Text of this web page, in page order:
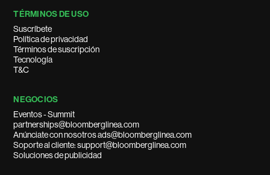
TÉRMINOS DE USO
Suscríbete
Política de privacidad
Términos de suscripción
Tecnología
T&C
NEGOCIOS
Eventos - Summit
partnerships@bloomberglinea.com
Anúnciate con nosotros ads@bloomberglinea.com
Soporte al cliente: support@bloomberglinea.com
Soluciones de publicidad